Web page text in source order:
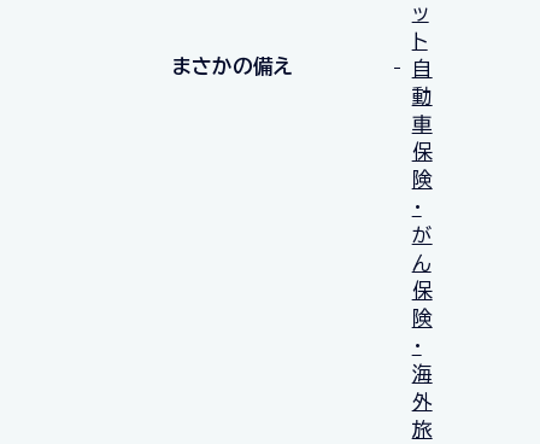
ッ
ト
まさかの備え
自
動
車
保
険
・
が
ん
保
険
・
海
外
旅